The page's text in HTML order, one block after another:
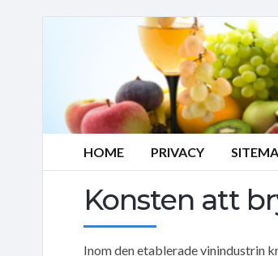
HOME PRIVACY
Konsten att
Inom den etablerade vinindustrin